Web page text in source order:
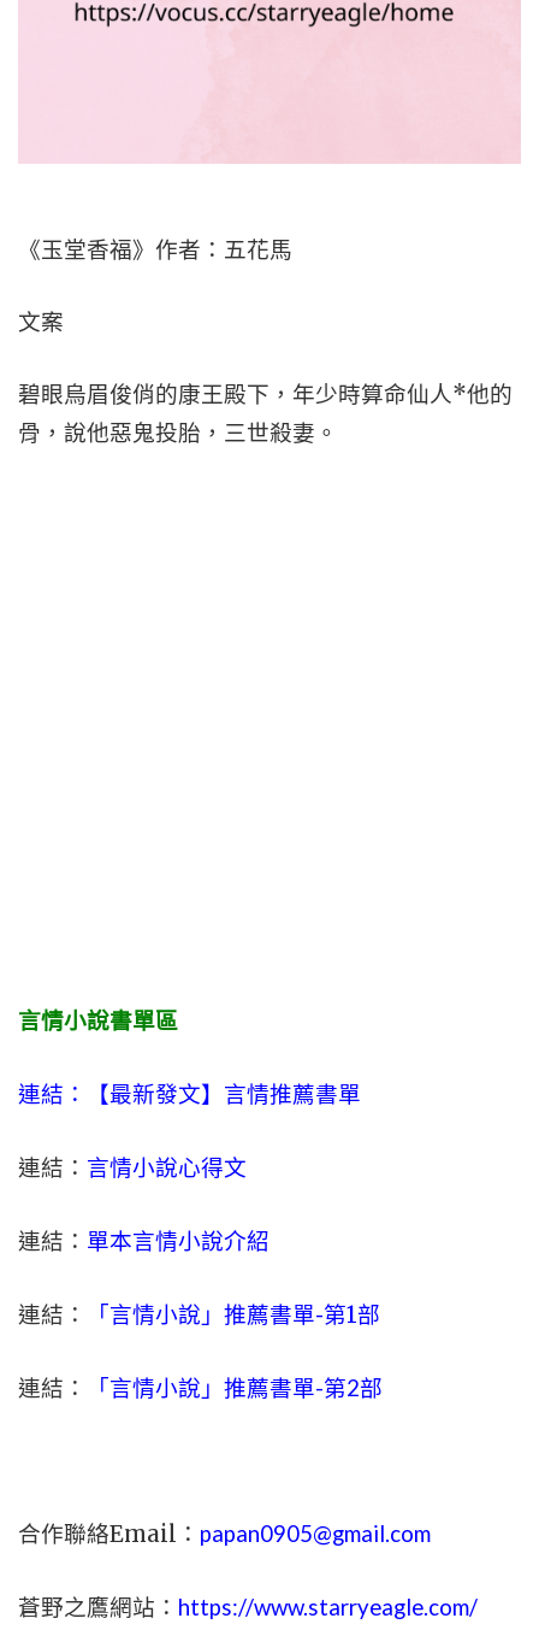
《玉堂香福》作者：五花馬
文案
碧眼烏眉俊俏的康王殿下，年少時算命仙人*他的
骨，說他惡鬼投胎，三世殺妻。
言情小說書單區
連結：【最新發文】 言情推薦書單
連結： 言情小說心得文
連結： 單本言情小說介紹
連結： 「言情小說」推薦書單-第1部
連結： 「言情小說」推薦書單-第2部
合作聯絡Email： papan0905@gmail.com
蒼野之鷹網站： https://www.starryeagle.com/